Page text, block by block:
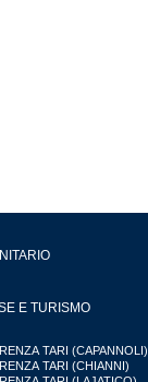
E TURISMO
TARI (CAPANNOLI)
TARI (CHIANNI)